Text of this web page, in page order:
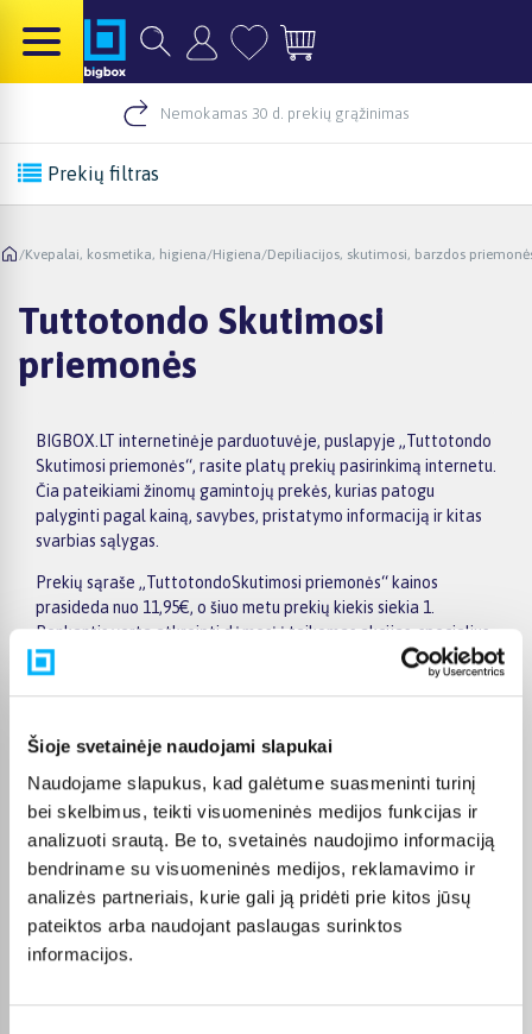
Šioje svetainėje naudojami slapukai
Naudojame slapukus, kad galėtume suasmeninti turinį
bei skelbimus, teikti visuomeninės medijos funkcijas ir
analizuoti srautą. Be to, svetainės naudojimo informaciją
bendriname su visuomeninės medijos, reklamavimo ir
analizės partneriais, kurie gali ją pridėti prie kitos jūsų
pateiktos arba naudojant paslaugas surinktos
informacijos.
Nemokamas 30 d. prekių grąžinimas
Prekių filtras
/Kvepalai, kosmetika, higiena/Higiena/Depiliacijos, skutimosi, barzdos
Tuttotondo Skutimosi
priemonės
BIGBOX.LT internetinėje parduotuvėje, puslapyje „Tuttotondo
Skutimosi priemonės“, rasite platų prekių pasirinkimą internetu.
Čia pateikiami žinomų gamintojų prekės, kurias patogu
palyginti pagal kainą, savybes, pristatymo informaciją ir kitas
svarbias sąlygas.
Prekių sąraše „TuttotondoSkutimosi priemonės“ kainos
prasideda nuo 11,95€, o šiuo metu prekių kiekis siekia 1.
Renkantis verta atkreipti dėmesį į taikomas akcijas, specialius
pasiūlymus, techninius parametrus bei papildomas pirkimo
sąlygas, kad būtų lengviau išsirinkti geriausiai jūsų poreikius
Papildomi pasirinkimai ir prekių savybių filtrai padeda patogiai
susiaurinti asortimentą ir greičiau rasti tinkamą prekę.
Peržiūrėkite „TuttotondoSkutimosi priemonės“ pasiūlymus
BIGBOX.LT, palyginkite prekes ir pirkite internetu patogiai.
Pasirinktą prekę pristatysime per jos aprašyme nurodytą
terminą.
DUK